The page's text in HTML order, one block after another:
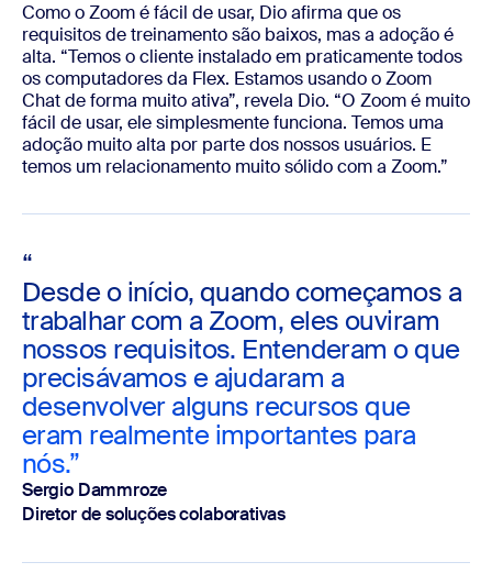
Como o Zoom é fácil de usar, Dio afirma que os
requisitos de treinamento são baixos, mas a adoção é
alta. “Temos o cliente instalado em praticamente todos
os computadores da Flex. Estamos usando o Zoom
Chat de forma muito ativa”, revela Dio. “O Zoom é muito
fácil de usar, ele simplesmente funciona. Temos uma
adoção muito alta por parte dos nossos usuários. E
temos um relacionamento muito sólido com a Zoom.”
“
Desde o início, quando começamos a
trabalhar com a Zoom, eles ouviram
nossos requisitos. Entenderam o que
precisávamos e ajudaram a
desenvolver alguns recursos que
eram realmente importantes para
nós.”
Sergio Dammroze
Diretor de soluções colaborativas